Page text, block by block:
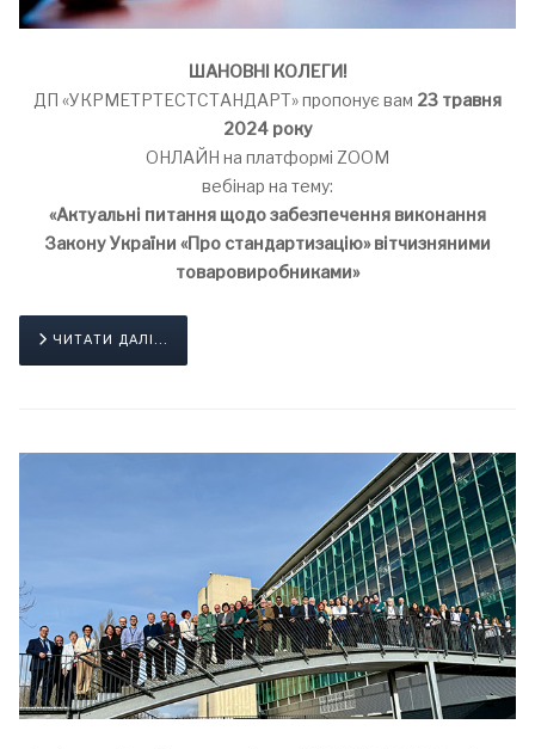
ШАНОВНІ КОЛЕГИ!
ДП «УКРМЕТРТЕСТСТАНДАРТ» пропонує вам 23 травня
2024 року
ОНЛАЙН на платформі ZOOM
вебінар на тему:
«Актуальні питання щодо забезпечення виконання
Закону України «Про стандартизацію» вітчизняними
товаровиробниками»
ЧИТАТИ ДАЛІ...